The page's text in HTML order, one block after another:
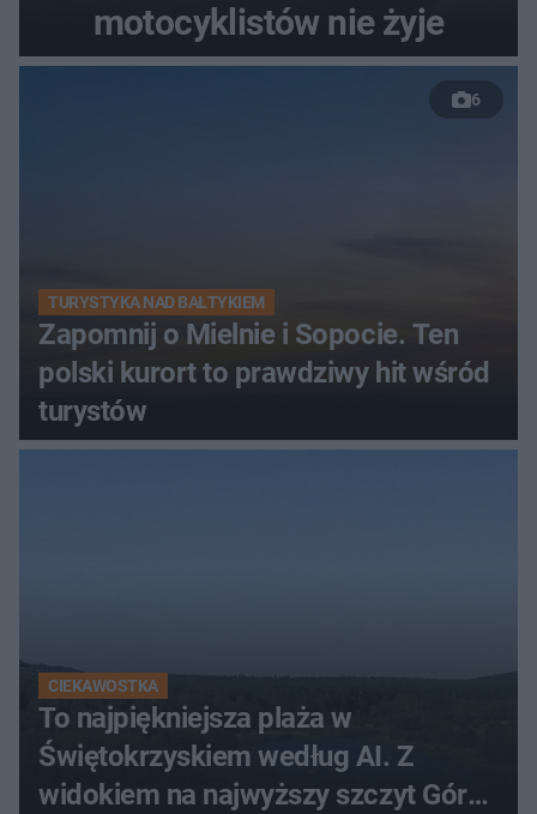
motocyklistów nie żyje
6
TURYSTYKA NAD BAŁTYKIEM
Zapomnij o Mielnie i Sopocie. Ten
polski kurort to prawdziwy hit wśród
turystów
CIEKAWOSTKA
To najpiękniejsza plaża w
Świętokrzyskiem według AI. Z
widokiem na najwyższy szczyt Gór